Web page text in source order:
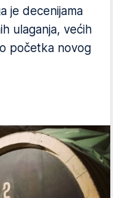
je decenijama
ulaganja, većih
početka novog